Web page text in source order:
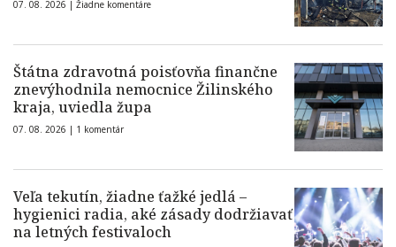
07. 08. 2026 | Žiadne komentáre
Štátna zdravotná poisťovňa finančne
znevýhodnila nemocnice Žilinského
kraja, uviedla župa
07. 08. 2026 | 1 komentár
Veľa tekutín, žiadne ťažké jedlá –
hygienici radia, aké zásady dodržiavať
na letných festivaloch